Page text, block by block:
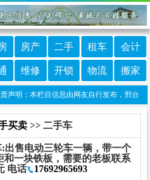
房产 二手 租车 会计
维修 开锁 物流 搬家
声明：本栏目信息由网友自行发布，邢台
买卖 >> 二手车
出售电动三轮车一辆，带一个
和一块铁板，需要的老板联系
电话
17692965693